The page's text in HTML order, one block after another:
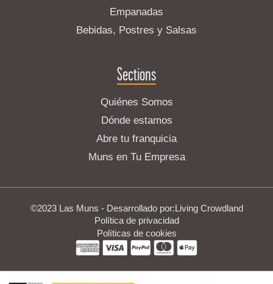
Empanadas
Bebidas, Postres y Salsas
Sections
Quiénes Somos
Dónde estamos
Abre tu franquicia
Muns en Tu Empresa
©2023 Las Muns - Desarrollado por:Living Crowdland
Política de privacidad
Políticas de cookies